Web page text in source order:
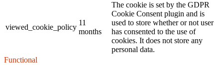
viewed_cookie_policy
11
months
The cookie is set by the GDPR
Cookie Consent plugin and is
used to store whether or not user
has consented to the use of
cookies. It does not store any
personal data.
Functional